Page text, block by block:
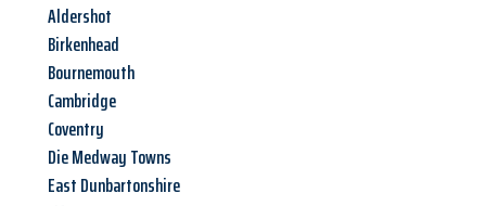
Aldershot
Birkenhead
Bournemouth
Cambridge
Coventry
Die Medway Towns
East Dunbartonshire